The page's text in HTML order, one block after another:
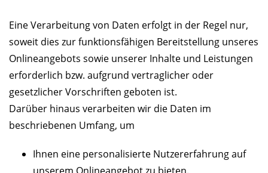
Eine Verarbeitung von Daten erfolgt in der Regel nur,
soweit dies zur funktionsfähigen Bereitstellung unseres
Onlineangebots sowie unserer Inhalte und Leistungen
erforderlich bzw. aufgrund vertraglicher oder
gesetzlicher Vorschriften geboten ist.
Darüber hinaus verarbeiten wir die Daten im
beschriebenen Umfang, um
Ihnen eine personalisierte Nutzererfahrung auf